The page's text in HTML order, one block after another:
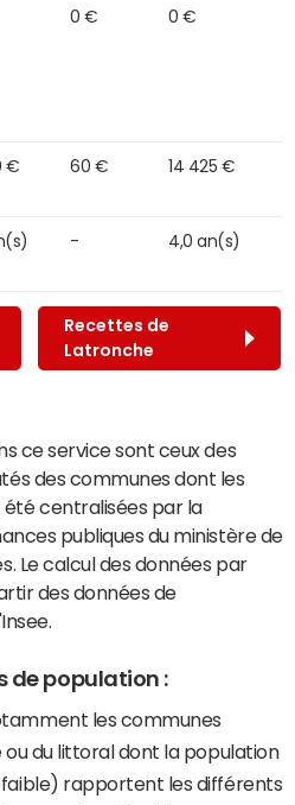
0 € 0 €
€ 60 € 14 425 €
- 4,0 an(s)
Recettes de
Latronche
ce service sont ceux des
des communes dont les
centralisées par la
publiques du ministère de
Le calcul des données par
des données de
de population :
les communes
du littoral dont la population
rapportent les différents